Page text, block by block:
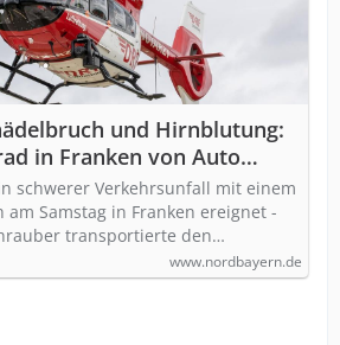
und Hirnblutung:
in Franken von Auto
verletzt -
war im Einsatz
schwerer Verkehrsunfall mit einem
am Samstag in Franken ereignet -
transportierte den…
www.nordbayern.de